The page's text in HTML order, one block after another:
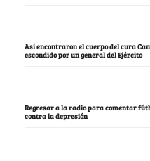
Así encontraron el cuerpo del cura
escondido por un general del Ejército
Regresar a la radio para comentar
contra la depresión